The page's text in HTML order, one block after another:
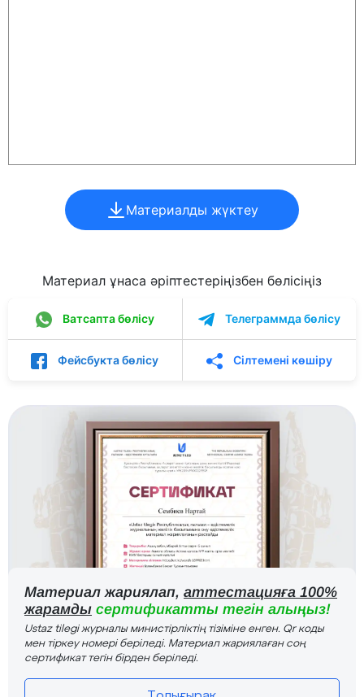
Материалды жүктеу
Материал ұнаса әріптестеріңізбен бөлісіңіз
Ватсапта бөлісу Телеграммда бөлісу
Фейсбукта бөлісу Сілтемені көшіру
Материал жариялап, аттестацияға 100%
жарамды сертификатты тегін алыңыз!
Ustaz tilegi журналы министірліктің тізіміне енген. Qr коды
мен тіркеу номері беріледі. Материал жариялаған соң
сертификат тегін бірден беріледі.